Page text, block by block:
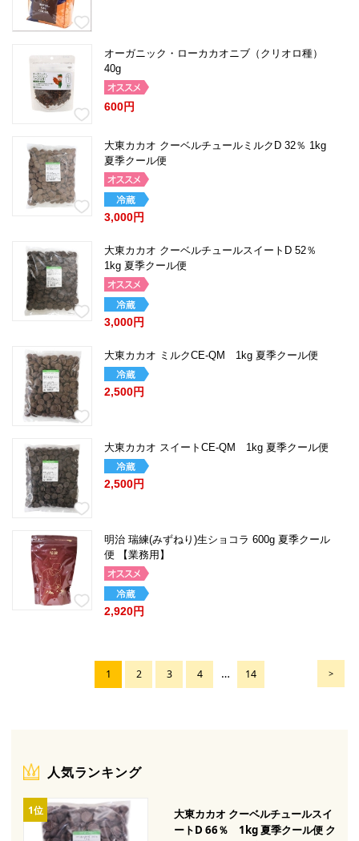
オーガニック・ローカカオニブ（クリオロ種）
40g
600円
大東カカオ クーベルチュールミルクD 32％ 1kg
夏季クール便
3,000円
大東カカオ クーベルチュールスイートD 52％
1kg 夏季クール便
3,000円
大東カカオ ミルクCE-QM 1kg 夏季クール便
2,500円
大東カカオ スイートCE-QM 1kg 夏季クール便
2,500円
明治 瑞練(みずねり)生ショコラ 600g 夏季クール
便 【業務用】
2,920円
>
1 2 3 4 … 14
人気ランキング
大東カカオ クーベルチュールスイ
ートD 66％ 1kg 夏季クール便 ク